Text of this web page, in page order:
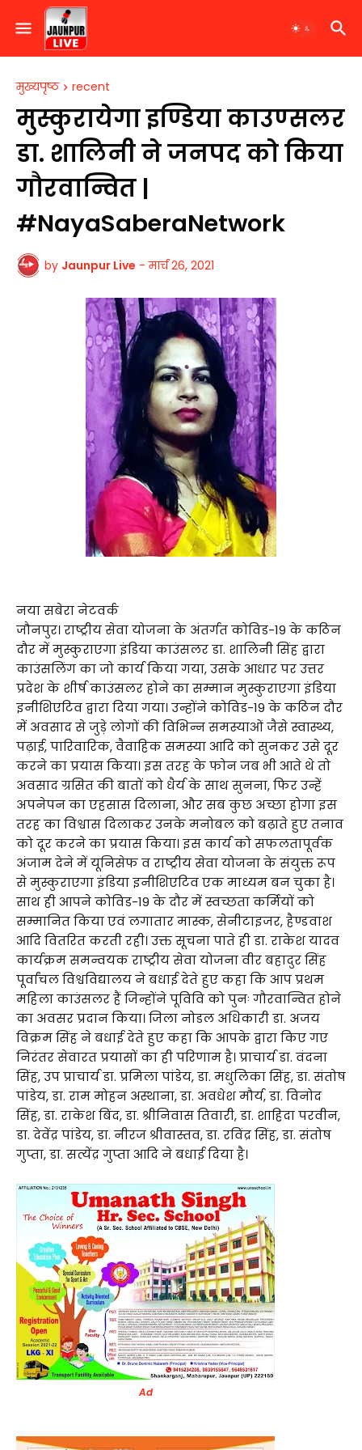
मुख्यपृष्ठ recent
मुस्कुरायेगा इण्डिया काउण्सलर
डा. शालिनी ने जनपद को किया
गौरवान्वित |
#NayaSaberaNetwork
by Jaunpur Live - मार्च 26, 2021
नया सबेरा नेटवर्क
जौनपुर। राष्ट्रीय सेवा योजना के अंतर्गत कोविड-19 के कठिन
दौर में मुस्कुराएगा इंडिया काउंसलर डा. शालिनी सिंह द्वारा
काउंसलिंग का जो कार्य किया गया, उसके आधार पर उत्तर
प्रदेश के शीर्ष काउंसलर होने का सम्मान मुस्कुराएगा इंडिया
इनीशिएटिव द्वारा दिया गया। उन्होंने कोविड-19 के कठिन दौर
में अवसाद से जुड़े लोगों की विभिन्न समस्याओं जैसे स्वास्थ्य,
पढ़ाई, पारिवारिक, वैवाहिक समस्या आदि को सुनकर उसे दूर
करने का प्रयास किया। इस तरह के फोन जब भी आते थे तो
अवसाद ग्रसित की बातों को धैर्य के साथ सुनना, फिर उन्हें
अपनेपन का एहसास दिलाना, और सब कुछ अच्छा होगा इस
तरह का विश्वास दिलाकर उनके मनोबल को बढ़ाते हुए तनाव
को दूर करने का प्रयास किया। इस कार्य को सफलतापूर्वक
अंजाम देने में यूनिसेफ व राष्ट्रीय सेवा योजना के संयुक्त रूप
से मुस्कुराएगा इंडिया इनीशिएटिव एक माध्यम बन चुका है।
साथ ही आपने कोविड-19 के दौर में स्वच्छता कर्मियों को
सम्मानित किया एवं लगातार मास्क, सेनीटाइजर, हैण्डवाश
आदि वितरित करती रही। उक्त सूचना पाते ही डा. राकेश यादव
कार्यक्रम समन्वयक राष्ट्रीय सेवा योजना वीर बहादुर सिंह
पूर्वांचल विश्वविद्यालय ने बधाई देते हुए कहा कि आप प्रथम
महिला काउंसलर हैं जिन्होंने पूविवि को पुनः गौरवान्वित होने
का अवसर प्रदान किया। जिला नोडल अधिकारी डा. अजय
विक्रम सिंह ने बधाई देते हुए कहा कि आपके द्वारा किए गए
निरंतर सेवारत प्रयासों का ही परिणाम है। प्राचार्य डा. वंदना
सिंह, उप प्राचार्य डा. प्रमिला पांडेय, डा. मधुलिका सिंह, डा. संतोष
पांडेय, डा. राम मोहन अस्थाना, डा. अवधेश मौर्य, डा. विनोद
सिंह, डा. राकेश बिंद, डा. श्रीनिवास तिवारी, डा. शाहिदा परवीन,
डा. देवेंद्र पांडेय, डा. नीरज श्रीवास्तव, डा. रविंद्र सिंह, डा. संतोष
गुप्ता, डा. सत्येंद्र गुप्ता आदि ने बधाई दिया है।
Ad